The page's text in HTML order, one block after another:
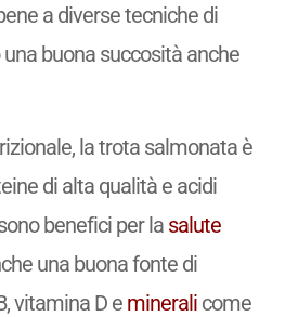
a diverse tecniche di
buona succosità anche
la trota salmonata è
di alta qualità e acidi
benefici per la salute
una buona fonte di
vitamina D e mineralicome